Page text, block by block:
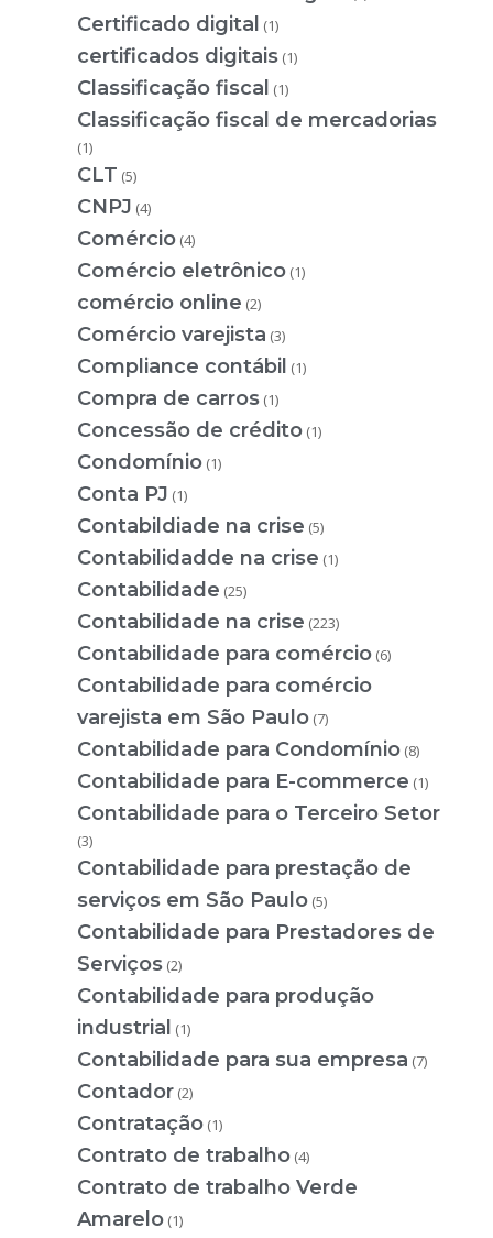
Certificado digital (1)
certificados digitais (1)
Classificação fiscal (1)
Classificação fiscal de mercadorias
(1)
CLT (5)
CNPJ (4)
Comércio (4)
Comércio eletrônico (1)
comércio online (2)
Comércio varejista (3)
Compliance contábil (1)
Compra de carros (1)
Concessão de crédito (1)
Condomínio (1)
Conta PJ (1)
Contabildiade na crise (5)
Contabilidadde na crise (1)
Contabilidade (25)
Contabilidade na crise (223)
Contabilidade para comércio (6)
Contabilidade para comércio
varejista em São Paulo (7)
Contabilidade para Condomínio (8)
Contabilidade para E-commerce (1)
Contabilidade para o Terceiro Setor
(3)
Contabilidade para prestação de
serviços em São Paulo (5)
Contabilidade para Prestadores de
Serviços (2)
Contabilidade para produção
industrial (1)
Contabilidade para sua empresa (7)
Contador (2)
Contratação (1)
Contrato de trabalho (4)
Contrato de trabalho Verde
Amarelo (1)